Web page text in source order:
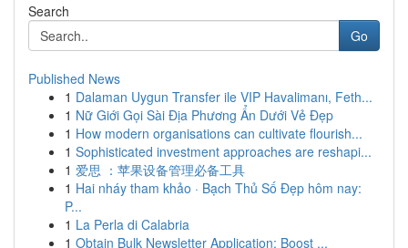
Search
Go
Published News
1 Dalaman Uygun Transfer ile VIP Havalimanı, Feth...
1 Nữ Giới Gọi Sài Địa Phương Ẩn Dưới Vẻ Đẹp
1 How modern organisations can cultivate flourish...
1 Sophisticated investment approaches are reshapi...
1 爱思 ：苹果设备管理必备工具
1 Hai nháy tham khảo · Bạch Thủ Số Đẹp hôm nay:
P...
1 La Perla di Calabria
1 Obtain Bulk Newsletter Application: Boost ...